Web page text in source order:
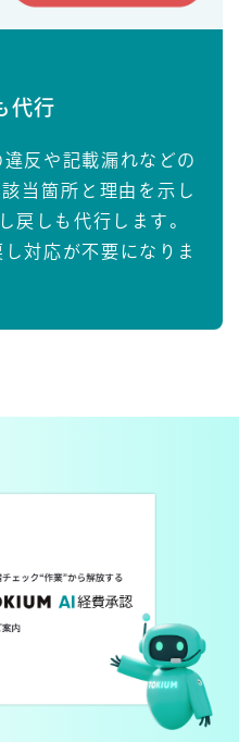
代行
反や記載漏れなどの
当箇所と理由を示し
戻しも代行します。
対応が不要になりま